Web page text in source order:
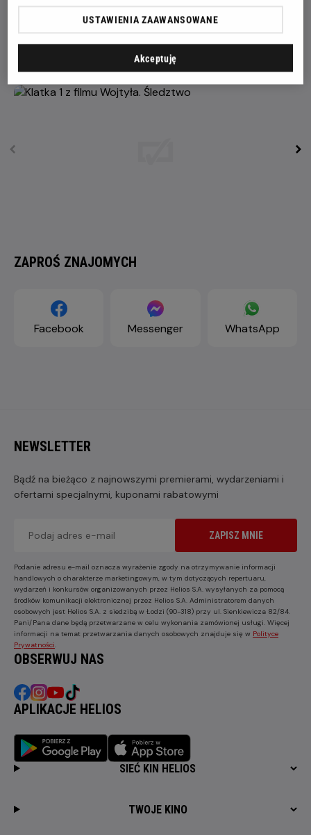
dziewczynę będącą już „po tamtej stronie” czy niedoszłą
samobójczynię, którą przed skokiem z wysokości
powstrzymała... ręka Jana Pawła II.
ZAPROŚ ZNAJOMYCH
Facebook Messenger WhatsApp
NEWSLETTER
Bądź na bieżąco z najnowszymi premierami, wydarzeniami i
ofertami specjalnymi, kuponami rabatowymi
ZAPISZ MNIE
Podanie adresu e-mail oznacza wyrażenie zgody na otrzymywanie informacji
handlowych o charakterze marketingowym, w tym dotyczących repertuaru,
wydarzeń i konkursów organizowanych przez Helios S.A. wysyłanych za pomocą
środków komunikacji elektronicznej przez Helios S.A. Administratorem danych
osobowych jest Helios S.A. z siedzibą w Łodzi (90-318) przy ul. Sienkiewicza 82/84.
Pani/Pana dane będą przetwarzane w celu wykonania zamówionej usługi. Więcej
informacji na temat przetwarzania danych osobowych znajduje się w Polityce
Prywatności
OBSERWUJ NAS
APLIKACJE HELIOS
SIEĆ KIN HELIOS
TWOJE KINO
USTAWIENIA ZAAWANSOWANE
Akceptuję